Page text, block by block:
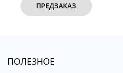
ПРЕДЗАКАЗ
ПОЛЕЗНОЕ